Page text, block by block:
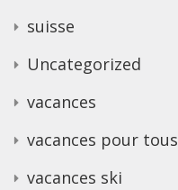
suisse
Uncategorized
vacances
vacances pour tous
vacances ski